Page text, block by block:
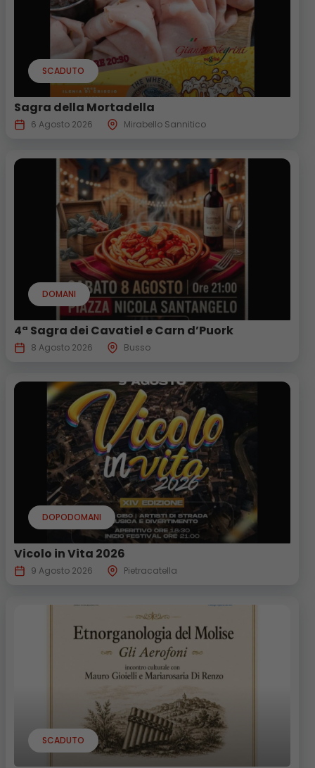
SCADUTO
Sagra della Mortadella
6 Agosto 2026 Mirabello Sannitico
DOMANI
4ª Sagra dei Cavatiel e Carn d’Puork
8 Agosto 2026 Busso
DOPODOMANI
Vicolo in Vita 2026
9 Agosto 2026 Pietracatella
SCADUTO